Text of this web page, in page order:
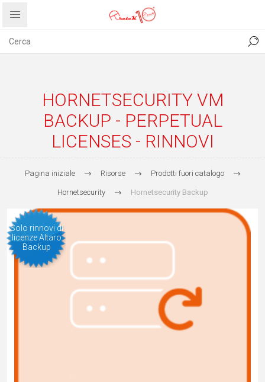
PRIVACY ABOUT US
HORNETSECURITY VM
BACKUP - PERPETUAL
LICENSES - RINNOVI
Pagina iniziale Risorse Prodotti fuori catalogo
Hornetsecurity Hornetsecurity Backup
Solo rinnovi di
licenze Altaro
Backup